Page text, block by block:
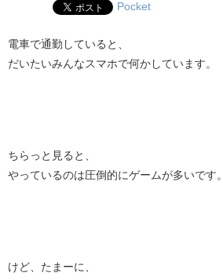
Pocket
電車で通勤していると、
だいたいみんなスマホで何かしています。
ちらっと見ると、
やっているのは圧倒的にゲームが多いです。
けど、たまーに、